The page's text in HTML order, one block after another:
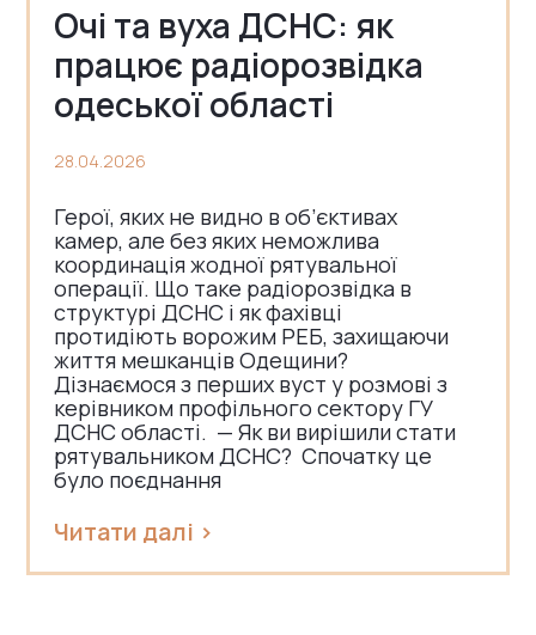
Очі та вуха ДСНС: як
працює радіорозвідка
одеської області
28.04.2026
Герої, яких не видно в об’єктивах
камер, але без яких неможлива
координація жодної рятувальної
операції. Що таке радіорозвідка в
структурі ДСНС і як фахівці
протидіють ворожим РЕБ, захищаючи
життя мешканців Одещини?
Дізнаємося з перших вуст у розмові з
керівником профільного сектору ГУ
ДСНС області. — Як ви вирішили стати
рятувальником ДСНС? Спочатку це
було поєднання
Читати далі >